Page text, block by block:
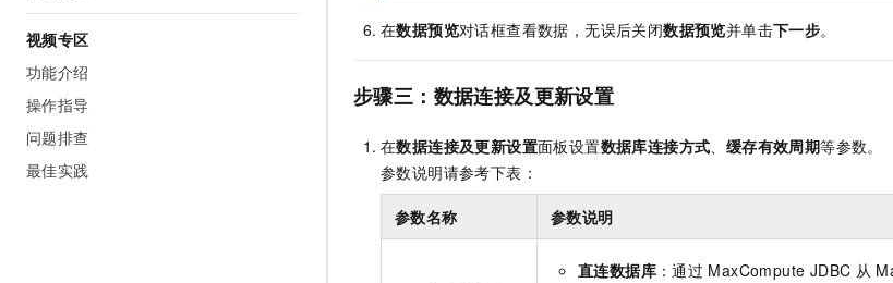
视频专区
功能介绍
操作指导
问题排查
最佳实践
在数据预览对话框查看数据，无误后关闭数据预览并单击下一步。
步骤三：数据连接及更新设置
在数据连接及更新设置面板设置数据库连接方式 缓存有效周期等参数。
参数说明请参考下表：
参数名称 参数说明
直连数据库 ：通过 MaxCompute JDBC 从